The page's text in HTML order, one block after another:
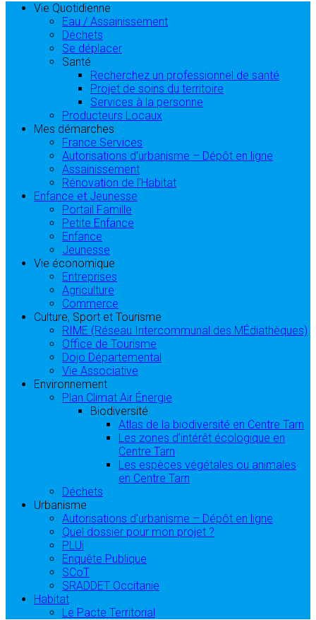
Vie Quotidienne
Eau / Assainissement
Déchets
Se déplacer
Santé
Recherchez un professionnel de santé
Projet de soins du territoire
Services à la personne
Producteurs Locaux
Mes démarches
France Services
Autorisations d’urbanisme – Dépôt en ligne
Assainissement
Rénovation de l’Habitat
Enfance et Jeunesse
Portail Famille
Petite Enfance
Enfance
Jeunesse
Vie économique
Entreprises
Agriculture
Commerce
Culture, Sport et Tourisme
RIME (Réseau Intercommunal des MÉdiathèques)
Office de Tourisme
Dojo Départemental
Vie Associative
Environnement
Plan Climat Air Énergie
Biodiversité
Atlas de la biodiversité en Centre Tarn
Les zones d’intérêt écologique en
Centre Tarn
Les espèces végétales ou animales
en Centre Tarn
Déchets
Urbanisme
Autorisations d’urbanisme – Dépôt en ligne
Quel dossier pour mon projet ?
PLUi
Enquête Publique
SCoT
SRADDET Occitanie
Habitat
Le Pacte Territorial